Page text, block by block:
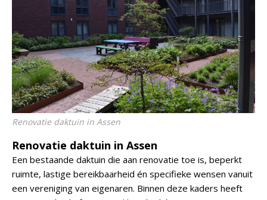
Renovatie daktuin in Assen
Renovatie daktuin in Assen
Een bestaande daktuin die aan renovatie toe is, beperkt
ruimte, lastige bereikbaarheid én specifieke wensen vanuit
een vereniging van eigenaren. Binnen deze kaders heeft